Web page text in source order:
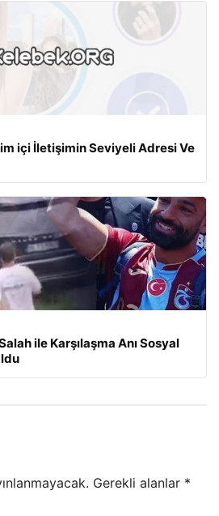
içi İletişimin Seviyeli Adresi Ve
ile Karşılaşma Anı Sosyal
Gerekli alanlar *